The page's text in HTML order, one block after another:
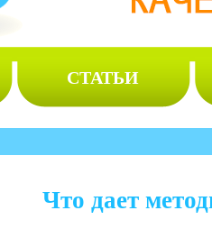
СТАТЬИ
Что дает